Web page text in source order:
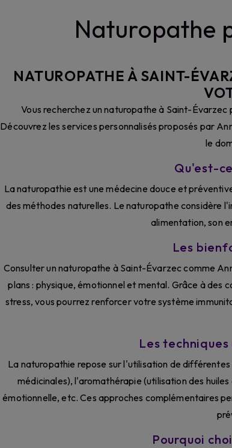
Naturopathe
NATUROPATHE À SAINT-
Vous recherchez un naturopathe à Saint-
Découvrez les services personnalisés proposés par
le
Qu'est-
La naturopathie est une médecine douce et
des méthodes naturelles. Le naturopathe considère
alimentation, son
Les
Consulter un naturopathe à Saint-Évarzec comme
plans : physique, émotionnel et mental. Grâce à des
stress, vous pourrez renforcer votre système
Les
La naturopathie repose sur l'utilisation de
médicinales), l'aromathérapie (utilisation des
émotionnelle, etc. Ces approches complémentaires
Pourquoi